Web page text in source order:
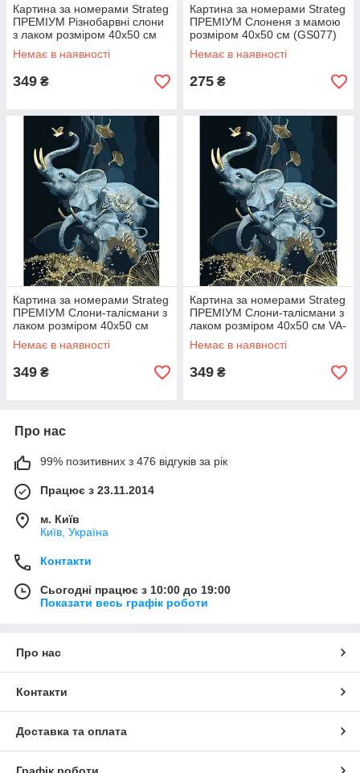
Картина за номерами Strateg
ПРЕМІУМ Різнобарвні слони
з лаком розміром 40х50 см
VA-1148
Немає в наявності
349 ₴
Картина за номерами Strateg
ПРЕМІУМ Слоненя з мамою
розміром 40х50 см (GS077)
Немає в наявності
275 ₴
Картина за номерами Strateg
ПРЕМІУМ Слони-талісмани з
лаком розміром 40х50 см
(GS1248)
Немає в наявності
349 ₴
Картина за номерами Strateg
ПРЕМІУМ Слони-талісмани з
лаком розміром 40х50 см VA-
3766
Немає в наявності
349 ₴
Про нас
99% позитивних з 476 відгуків за рік
Працює з 23.11.2014
м. Київ
Київ, Україна
Контакти
Сьогодні працює з 10:00 до 19:00
Показати весь графік роботи
Про нас
Контакти
Доставка та оплата